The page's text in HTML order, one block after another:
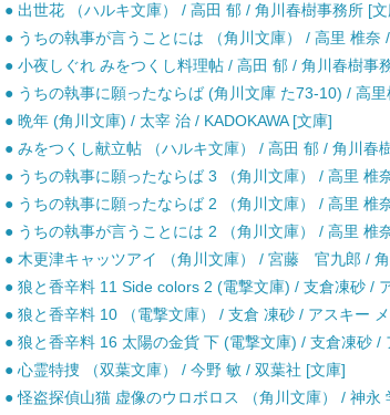
● 出世花 （ハルキ文庫） / 高田 郁 / 角川春樹事務所 [文
● うちの執事が言うことには （角川文庫） / 高里 椎奈
● 小夜しぐれ みをつくし料理帖 / 高田 郁 / 角川春樹事
● うちの執事に願ったならば (角川文庫 た73-10) / 高里
● 晩年 (角川文庫) / 太宰 治 / KADOKAWA [文庫]
● みをつくし献立帖 （ハルキ文庫） / 高田 郁 / 角川春
● うちの執事に願ったならば 3 （角川文庫） / 高里 椎
● うちの執事に願ったならば 2 （角川文庫） / 高里 椎
● うちの執事が言うことには 2 （角川文庫） / 高里 椎
● 木更津キャッツアイ （角川文庫） / 宮藤 官九郎 /
● 狼と香辛料 11 Side colors 2 (電撃文庫) / 支倉凍砂 /
● 狼と香辛料 10 （電撃文庫） / 支倉 凍砂 / アスキー
● 狼と香辛料 16 太陽の金貨 下 (電撃文庫) / 支倉凍砂 /
● 心霊特捜 （双葉文庫） / 今野 敏 / 双葉社 [文庫]
● 怪盗探偵山猫 虚像のウロボロス （角川文庫） / 神永